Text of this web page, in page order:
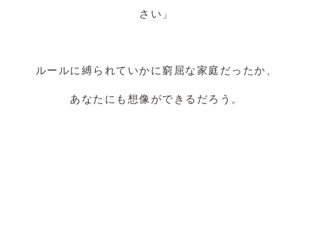
さい」
ルールに縛られていかに窮屈な家庭だったか、
あなたにも想像ができるだろう。